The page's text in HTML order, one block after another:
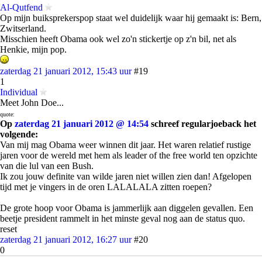
Al-Qutfend
Op mijn buiksprekerspop staat wel duidelijk waar hij gemaakt is: Bern,
Zwitserland.
Misschien heeft Obama ook wel zo'n stickertje op z'n bil, net als
Henkie, mijn pop.
zaterdag 21 januari 2012, 15:43 uur #19
1
Individual
Meet John Doe...
quote:
Op zaterdag 21 januari 2012 @ 14:54 schreef regularjoeback het
volgende:
Van mij mag Obama weer winnen dit jaar. Het waren relatief rustige
jaren voor de wereld met hem als leader of the free world ten opzichte
van die lul van een Bush.
Ik zou jouw definite van wilde jaren niet willen zien dan! Afgelopen
tijd met je vingers in de oren LALALALA zitten roepen?
De grote hoop voor Obama is jammerlijk aan diggelen gevallen. Een
beetje president rammelt in het minste geval nog aan de status quo.
reset
zaterdag 21 januari 2012, 16:27 uur #20
0